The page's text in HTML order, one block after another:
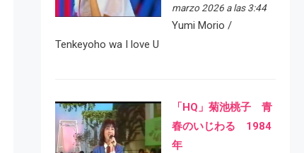
marzo 2026 a las 3:44
Yumi Morio /
Tenkeyoho wa I love U
「HQ」菊池桃子 青
春のいじわる 1984
年